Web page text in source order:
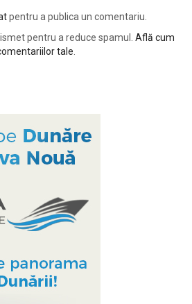
pentru a publica un comentariu.
pentru a reduce spamul. Află cum
tale